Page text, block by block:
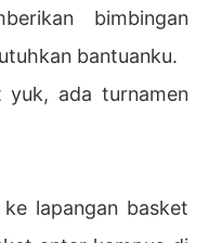
bimbingan
bantuanku.
yuk, ada turnamen
lapangan basket